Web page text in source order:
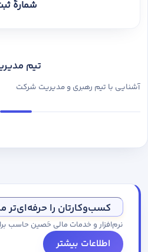
شمارهٔ
تیم
آشنایی با تیم رهبری و مدیریت شرکت
کسب‌وکارتان را حرفه‌ای‌تر
نرم‌افزار و خدمات مالی حَصین حاسب
اطلاعات بیشتر